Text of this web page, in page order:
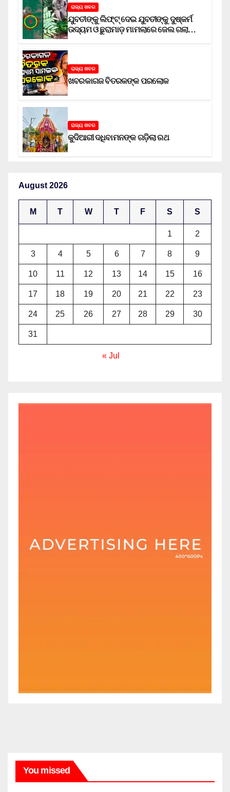
ରାଜ୍ୟ ଖବର
ଯୁବତୀଙ୍କୁ ଲିଫ୍‌ଟ୍‌ ଦେଇ ଯୁବତୀଙ୍କୁ ଦୁଷ୍କର୍ମ
ଉଦ୍ୟମ ଓ ଛୁରାମାଡ଼ ମାମଲାରେ ଜେଲ ଗଲା
ରାଜ୍ୟ ଖବର
ଖବରକାଗଜ ବିତରକଙ୍କ ପରଲୋକ
ରାଜ୍ୟ ଖବର
କୁଦିଆରୀ ଦଧିବାମନଙ୍କ ଗଡ଼ିଲା ରଥ
August 2026
M T W T F S S
1 2
3 4 5 6 7 8 9
10 11 12 13 14 15 16
17 18 19 20 21 22 23
24 25 26 27 28 29 30
31
« Jul
You missed